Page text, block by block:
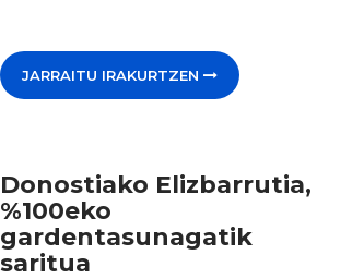
JARRAITU IRAKURTZEN
Donostiako Elizbarrutia,
%100eko
gardentasunagatik
saritua